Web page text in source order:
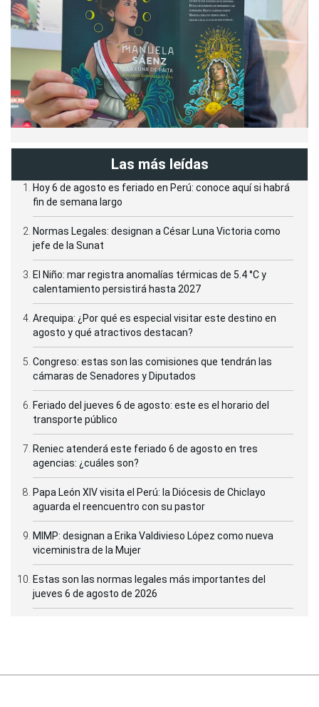
Las más leídas
Hoy 6 de agosto es feriado en Perú: conoce aquí si habrá
fin de semana largo
Normas Legales: designan a César Luna Victoria como
jefe de la Sunat
El Niño: mar registra anomalías térmicas de 5.4 °C y
calentamiento persistirá hasta 2027
Arequipa: ¿Por qué es especial visitar este destino en
agosto y qué atractivos destacan?
Congreso: estas son las comisiones que tendrán las
cámaras de Senadores y Diputados
Feriado del jueves 6 de agosto: este es el horario del
transporte público
Reniec atenderá este feriado 6 de agosto en tres
agencias: ¿cuáles son?
Papa León XIV visita el Perú: la Diócesis de Chiclayo
aguarda el reencuentro con su pastor
MIMP: designan a Erika Valdivieso López como nueva
viceministra de la Mujer
Estas son las normas legales más importantes del
jueves 6 de agosto de 2026